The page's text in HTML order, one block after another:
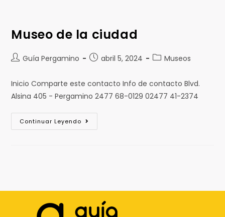
Museo de la ciudad
Guía Pergamino abril 5, 2024 Museos
Inicio Comparte este contacto Info de contacto Blvd.
Alsina 405 - Pergamino 2477 68-0129 02477 41-2374
Continuar Leyendo